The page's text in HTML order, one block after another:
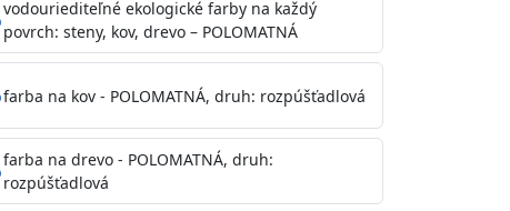
vodouriediteľné ekologické farby na každý
povrch: steny, kov, drevo – POLOMATNÁ
farba na kov - POLOMATNÁ, druh: rozpúšťadlová
farba na drevo - POLOMATNÁ, druh:
rozpúšťadlová